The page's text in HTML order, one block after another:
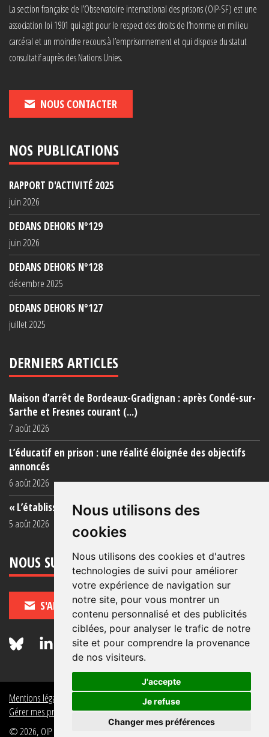
Nous utilisons des
cookies
Nous utilisons des cookies et d'autres
technologies de suivi pour améliorer
votre expérience de navigation sur
notre site, pour vous montrer un
contenu personnalisé et des publicités
ciblées, pour analyser le trafic de notre
site et pour comprendre la provenance
de nos visiteurs.
J'accepte
Je refuse
Changer mes préférences
La section française de l’Observatoire international des prisons (OIP-SF) est une
association loi 1901 qui agit pour le respect des droits de l’homme en milieu
carcéral et un moindre recours à l’emprisonnement et qui dispose du statut
consultatif auprès des Nations Unies.
NOUS CONTACTER
NOS PUBLICATIONS
RAPPORT D'ACTIVITÉ 2025
juin 2026
DEDANS DEHORS N°129
juin 2026
DEDANS DEHORS N°128
décembre 2025
DEDANS DEHORS N°127
juillet 2025
DERNIERS ARTICLES
Maison d’arrêt de Bordeaux-Gradignan : après Condé-sur-
Sarthe et Fresnes courant (...)
7 août 2026
L’éducatif en prison : une réalité éloignée des objectifs
annoncés
6 août 2026
« L’établissement est une porcherie totale »
5 août 2026
NOUS SUIVRE
S'ABONNER
Mentions légales
Politique de données personnelles
Gérer mes préférences de données personnelles
© 2026, OIP Section FR